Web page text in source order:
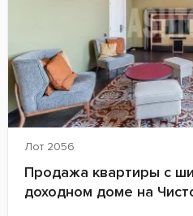
Лот 2056
Продажа квартиры с
доходном доме на